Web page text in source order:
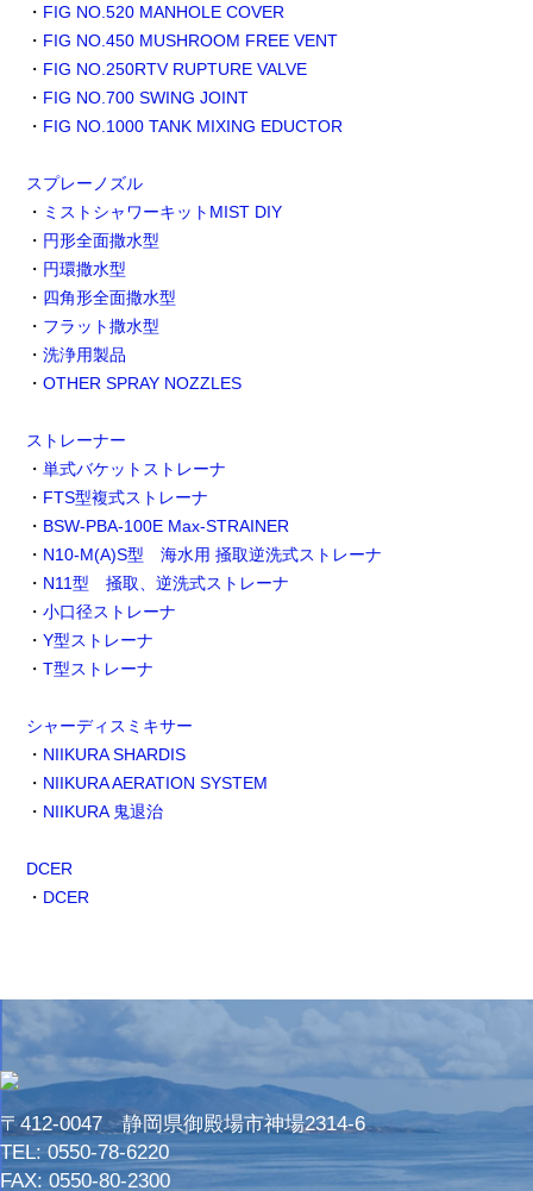
・ FIG NO.520 MANHOLE COVER
・ FIG NO.450 MUSHROOM FREE VENT
・ FIG NO.250RTV RUPTURE VALVE
・ FIG NO.700 SWING JOINT
・ FIG NO.1000 TANK MIXING EDUCTOR
スプレーノズル
・ ミストシャワーキットMIST DIY
・ 円形全面撒水型
・ 円環撒水型
・ 四角形全面撒水型
・ フラット撒水型
・洗浄用製品
・OTHER SPRAY NOZZLES
ストレーナー
・単式バケットストレーナ
・ FTS型複式ストレーナ
・ BSW-PBA-100E Max-STRAINER
・ N10-M(A)S型 海水用 掻取逆洗式ストレーナ
・ N11型 掻取、逆洗式ストレーナ
・小口径ストレーナ
・Y型ストレーナ
・T型ストレーナ
シャーディスミキサー
・ NIIKURA SHARDIS
・ NIIKURA AERATION SYSTEM
・ NIIKURA 鬼退治
DCER
・ DCER
〒412-0047 静岡県御殿場市神場2314-6
TEL:0550-78-6220
FAX: 0550-80-2300